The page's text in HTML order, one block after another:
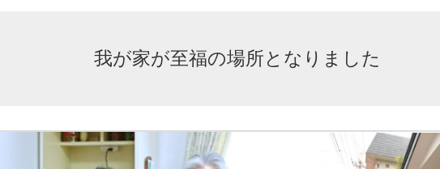
我が家が至福の場所となりました